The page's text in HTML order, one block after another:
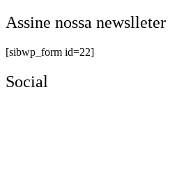
Assine nossa newslleter
[sibwp_form id=22]
Social